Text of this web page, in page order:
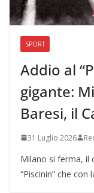
SPORT
Addio al
gigante:
Baresi, il
31 Luglio 2026
Milano si ferma, il
“Piscinin” che con